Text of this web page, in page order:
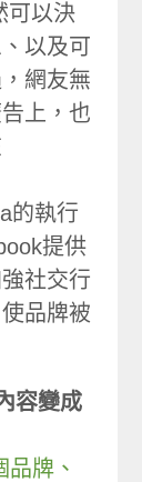
可以決
以及可
網友無
上，也
的執行
提供
社交行
品牌被
容變成
牌、